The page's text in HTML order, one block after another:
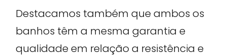
Destacamos também que ambos os
banhos têm a mesma garantia e
qualidade em relação a resistência e